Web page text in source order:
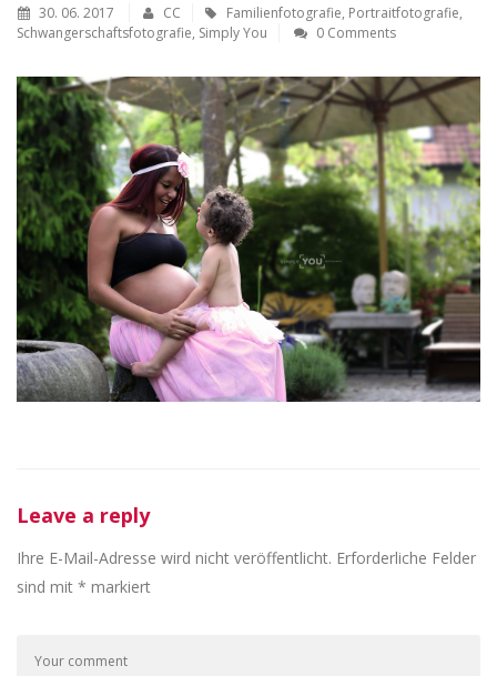
30. 06. 2017 CC Familienfotografie, Portraitfotografie,
Schwangerschaftsfotografie, Simply You 0 Comments
Leave a reply
Ihre E-Mail-Adresse wird nicht veröffentlicht. Erforderliche Felder
sind mit * markiert